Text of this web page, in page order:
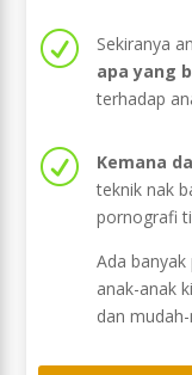
R
Sekiranya
apa yang
terhadap
R Kemana
teknik nak
pornografi
Ada
anak-anak
dan